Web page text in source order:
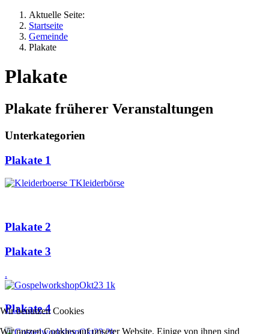
Aktuelle Seite:
Startseite
Gemeinde
Plakate
Plakate
Plakate früherer Veranstaltungen
Unterkategorien
Plakate 1
Kleiderbörse
Plakate 2
Plakate 3
.
Plakate 4
Wir benutzen Cookies
Wir nutzen Cookies auf unserer Website. Einige von ihnen sind